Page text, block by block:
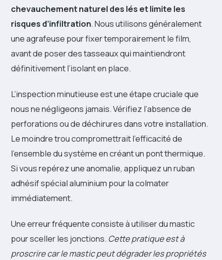
chevauchement naturel des lés et limite les
risques d’infiltration. Nous utilisons généralement
une agrafeuse pour fixer temporairement le film,
avant de poser des tasseaux qui maintiendront
définitivement l’isolant en place.
L’inspection minutieuse est une étape cruciale que
nous ne négligeons jamais. Vérifiez l’absence de
perforations ou de déchirures dans votre installation.
Le moindre trou compromettrait l’efficacité de
l’ensemble du système en créant un pont thermique.
Si vous repérez une anomalie, appliquez un ruban
adhésif spécial aluminium pour la colmater
immédiatement.
Une erreur fréquente consiste à utiliser du mastic
pour sceller les jonctions. Cette pratique est à
proscrire car le mastic peut dégrader les propriétés